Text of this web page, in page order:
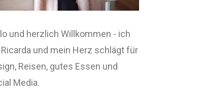
und herzlich Willkommen - ich
Ricarda und mein Herz schlägt für
Reisen, gutes Essen und
Media.